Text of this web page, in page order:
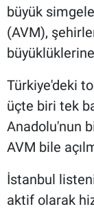
büyük
(AVM),
Türkiye'deki
üçte biri tek
Anadolu'nun
AVM bile
İstanbul
aktif olarak